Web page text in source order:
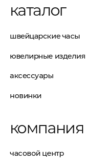
каталог
швейцарские часы
ювелирные изделия
аксессуары
новинки
компания
часовой центр